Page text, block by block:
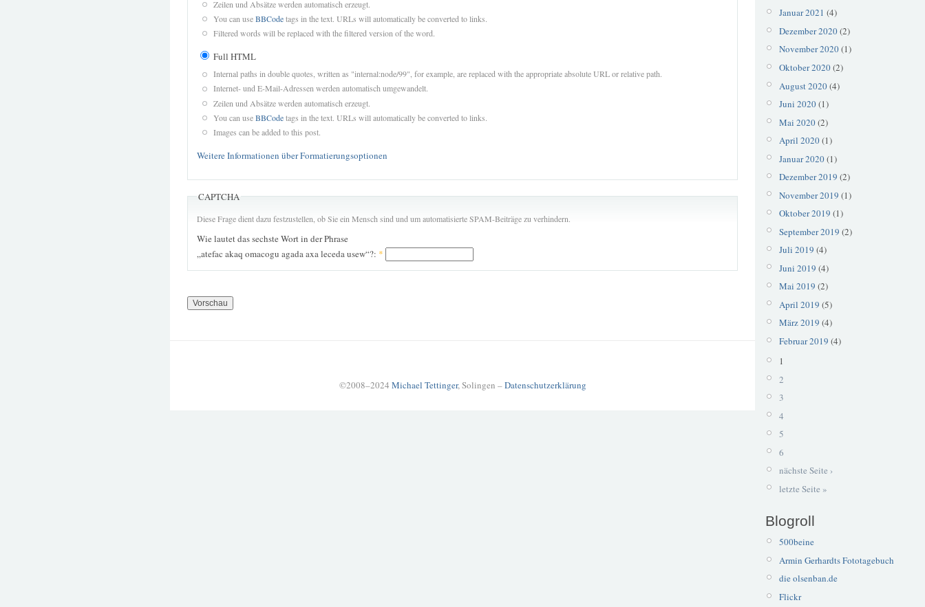
Zeilen und Absätze werden automatisch erzeugt.
You can useBBCodetags in the text. URLs will automatically be converted to links.
Filtered words will be replaced with the filtered version of the word.
Full HTML
Internal paths in double quotes, written as "internal:node/99", for example, are replaced with the appropriate absolute URL or relative path.
Internet- und E-Mail-Adressen werden automatisch umgewandelt.
Zeilen und Absätze werden automatisch erzeugt.
You can useBBCodetags in the text. URLs will automatically be converted to links.
Images can be added to this post.
Weitere Informationen über Formatierungsoptionen
CAPTCHA
Diese Frage dient dazu festzustellen, ob Sie ein Mensch sind und um automatisierte SPAM-Beiträge zu verhindern.
Wie lautet das sechste Wort in der Phrase
„atefac akaq omacogu agada axa leceda usew“?: *
©2008–2024 Michael Tettinger, Solingen –Datenschutzerklärung
Januar 2021 (4)
Dezember 2020(2)
November 2020(1)
Oktober 2020(2)
August 2020(4)
Juni 2020(1)
Mai 2020(2)
April 2020(1)
Januar 2020(1)
Dezember 2019 (2)
November 2019 (1)
Oktober 2019 (1)
September 2019 (2)
Juli 2019 (4)
Juni 2019 (4)
Mai 2019 (2)
April 2019 (5)
März 2019 (4)
Februar 2019 (4)
1
2
3
4
5
6
nächste Seite ›
letzte Seite »
Blogroll
500beine
Armin Gerhardts Fototagebuch
die olsenban.de
Flickr